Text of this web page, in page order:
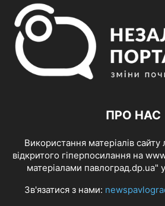
ПРО НАС
Використання матеріалів сайту
відкритого гіперпосилання на
матеріалами павлоград.dp.ua"
Зв'язатися з нами: